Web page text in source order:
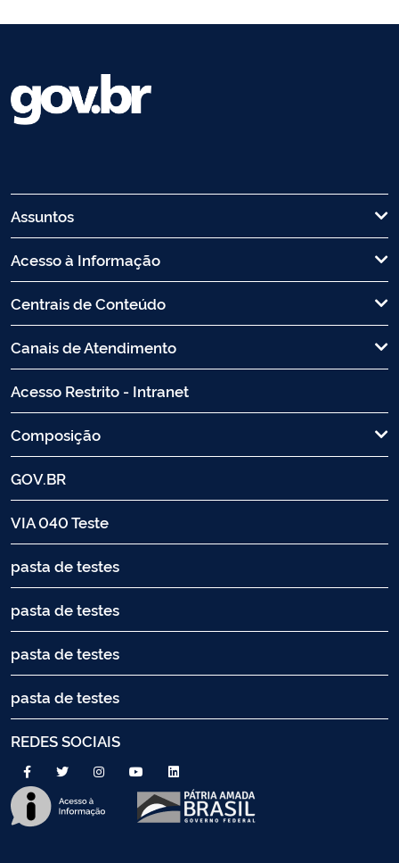
Assuntos
Acesso à Informação
Centrais de Conteúdo
Canais de Atendimento
Acesso Restrito - Intranet
Composição
GOV.BR
VIA 040 Teste
pasta de testes
pasta de testes
pasta de testes
pasta de testes
REDES SOCIAIS